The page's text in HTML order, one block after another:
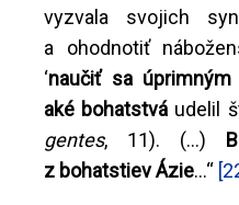
vyzvala svojich
a ohodnotiť
‘naučiť sa
aké bohatstvá udelil
gentes, 11). (...)
z bohatstiev Ázie...“